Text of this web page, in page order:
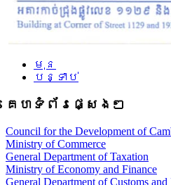
មុន
បន្ទាប់
គេហទំព័រផ្សេងៗ
Council for the Development of
Ministry of Commerce
General Department of Taxation
Ministry of Economy and Finance
General Department of Customs